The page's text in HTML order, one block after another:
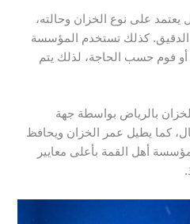
يعتمد على نوع الخزان وحالته،
الدقيق. كذلك تستخدم المؤسسة
فوم حسب الحاجة، لذلك يتم
بالرياض بواسطة جهة
كما يطيل عمر الخزان ويحافظ
أهل القمة بأعلى معايير